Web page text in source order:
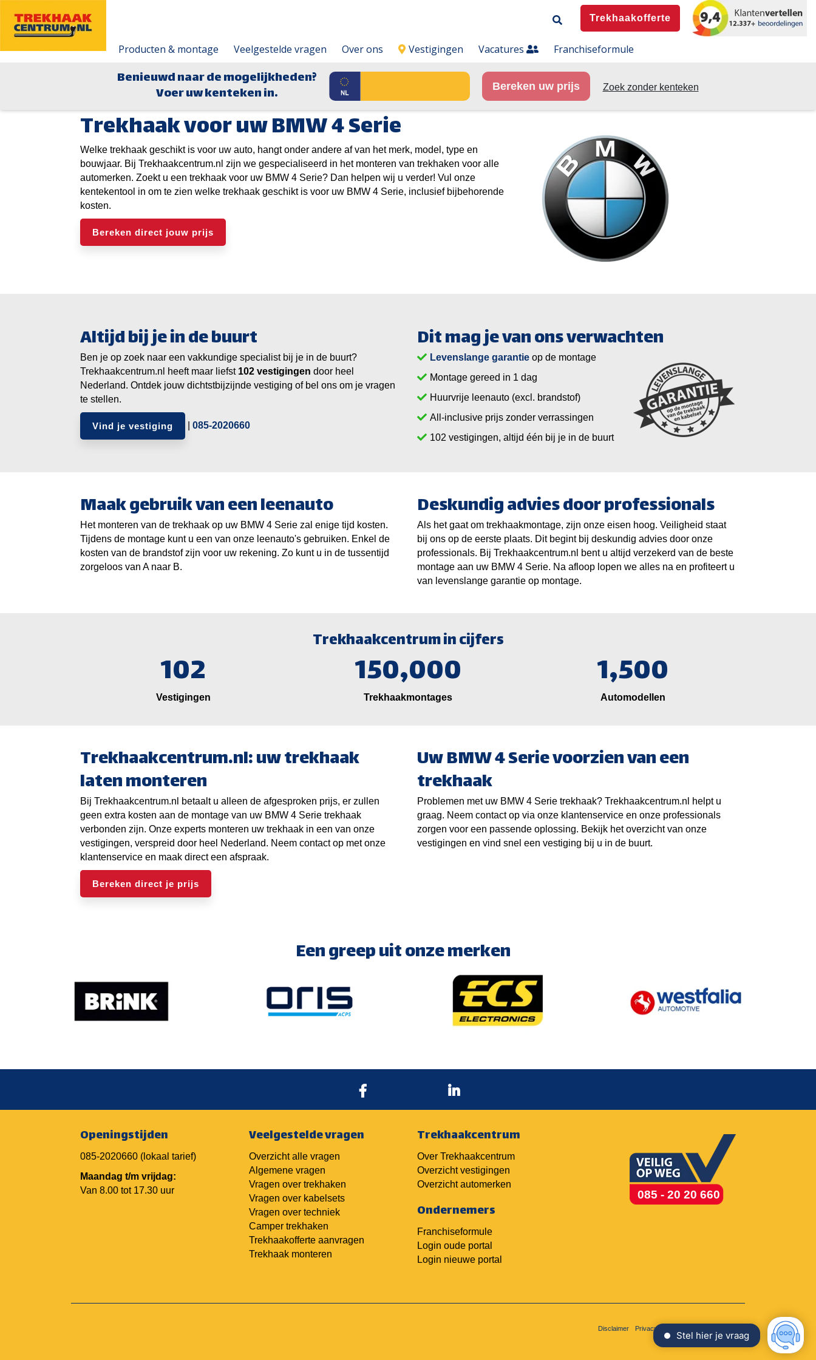
Trekhaakofferte
Producten & montage Veelgestelde vragen Over ons Vestigingen Vacatures Franchiseformule
Benieuwd naar de mogelijkheden?
Voer uw kenteken in. Bereken uw prijs Zoek zonder kenteken
Trekhaak voor uw BMW 4 Serie
Welke trekhaak geschikt is voor uw auto, hangt onder andere af van het merk, model, type en
bouwjaar. Bij Trekhaakcentrum.nl zijn we gespecialiseerd in het monteren van trekhaken voor alle
automerken. Zoekt u een trekhaak voor uw BMW 4 Serie? Dan helpen wij u verder! Vul onze
kentekentool in om te zien welke trekhaak geschikt is voor uw BMW 4 Serie, inclusief bijbehorende
kosten.
Bereken direct jouw prijs
Altijd bij je in de buurt
Ben je op zoek naar een vakkundige specialist bij je in de buurt?
Trekhaakcentrum.nl heeft maar liefst
vestigingen door heel
Nederland. Ontdek jouw dichtstbijzijnde vestiging of bel ons om je vragen
te stellen.
Vind je vestiging 085-2020660
Dit mag je van ons verwachten
Levenslange garantie op de montage
Montage gereed in 1 dag
Huurvrije leenauto (excl. brandstof)
All-inclusive prijs zonder verrassingen
vestigingen, altijd één bij je in de buurt
Maak gebruik van een leenauto
Het monteren van de trekhaak op uw BMW 4 Serie zal enige tijd kosten.
Tijdens de montage kunt u een van onze leenauto's gebruiken. Enkel de
kosten van de brandstof zijn voor uw rekening. Zo kunt u in de tussentijd
zorgeloos van A naar B.
Deskundig advies door professionals
Als het gaat om trekhaakmontage, zijn onze eisen hoog. Veiligheid staat
bij ons op de eerste plaats. Dit begint bij deskundig advies door onze
professionals. Bij Trekhaakcentrum.nl bent u altijd verzekerd van de beste
montage aan uw BMW 4 Serie. Na afloop lopen we alles na en profiteert u
van levenslange garantie op montage.
Trekhaakcentrum in cijfers
102
Vestigingen
150,000
Trekhaakmontages
1,500
Automodellen
Trekhaakcentrum.nl: uw trekhaak
laten monteren
Bij Trekhaakcentrum.nl betaalt u alleen de afgesproken prijs, er zullen
geen extra kosten aan de montage van uw BMW 4 Serie trekhaak
verbonden zijn. Onze experts monteren uw trekhaak in een van onze
vestigingen, verspreid door heel Nederland. Neem contact op met onze
klantenservice en maak direct een afspraak.
Bereken direct je prijs
Uw BMW 4 Serie voorzien van een
trekhaak
Problemen met uw BMW 4 Serie trekhaak? Trekhaakcentrum.nl helpt u
graag. Neem contact op via onze klantenservice en onze professionals
zorgen voor een passende oplossing. Bekijk het overzicht van onze
vestigingen en vind snel een vestiging bij u in de buurt.
Een greep uit onze merken
Openingstijden
085-2020660 (lokaal tarief)
Maandag t/m vrijdag:
Van 8.00 tot 17.30 uur
Veelgestelde vragen
Overzicht alle vragen
Algemene vragen
Vragen over trekhaken
Vragen over kabelsets
Vragen over techniek
Camper trekhaken
Trekhaakofferte aanvragen
Trekhaak monteren
Trekhaakcentrum
Over Trekhaakcentrum
Overzicht vestigingen
Overzicht automerken
Ondernemers
Franchiseformule
Login oude portal
Login nieuwe portal
085 - 20 20 660
Disclaimer Privacy